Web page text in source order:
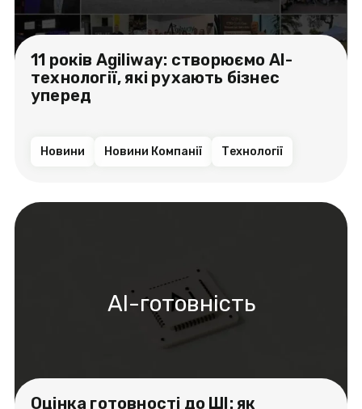
11 років Agiliway: створюємо AI-
технології, які рухають бізнес
уперед
Новини Новини Компанії Технології
AI-готовність
Оцінка готовності до ШІ: як